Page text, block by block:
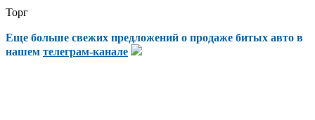
Торг
Еще больше свежих предложений о продаже битых авто в
нашем телеграм-канале